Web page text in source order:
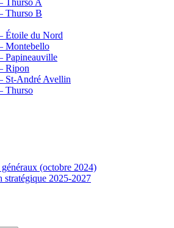
Thurso A
Thurso B
Étoile du Nord
Montebello
Papineauville
Ripon
St-André Avellin
Thurso
(octobre 2024)
stratégique 2025-2027